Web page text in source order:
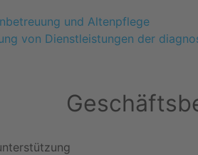
und Altenpflege
von Dienstleistungen der